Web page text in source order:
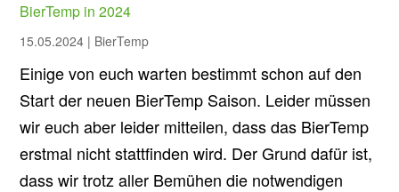
BierTemp in 2024
15.05.2024 | BierTemp
Einige von euch warten bestimmt schon auf den
Start der neuen BierTemp Saison. Leider müssen
wir euch aber leider mitteilen, dass das BierTemp
erstmal nicht stattfinden wird. Der Grund dafür ist,
dass wir trotz aller Bemühen die notwendigen